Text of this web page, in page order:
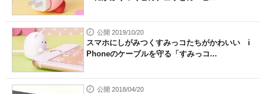
公開 2019/10/20
スマホにしがみつくすみっコたちがかわいい i
Phoneのケーブルを守る「すみっコ...
公開 2018/04/20